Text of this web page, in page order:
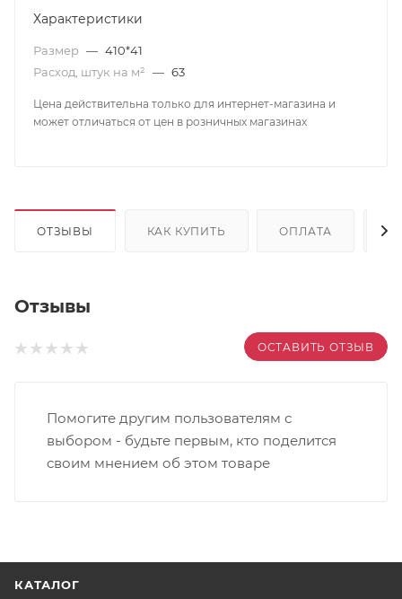
Характеристики
Размер — 410*41
Расход, штук на м² — 63
Цена действительна только для интернет-магазина и
может отличаться от цен в розничных магазинах
ОТЗЫВЫ КАК КУПИТЬ ОПЛАТА
Отзывы
ОСТАВИТЬ ОТЗЫВ
Помогите другим пользователям с
выбором - будьте первым, кто поделится
своим мнением об этом товаре
КАТАЛОГ